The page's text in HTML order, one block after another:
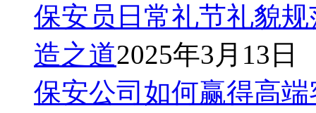
保安员日常礼节礼貌
造之道2025年3月13日
保安公司如何赢得高